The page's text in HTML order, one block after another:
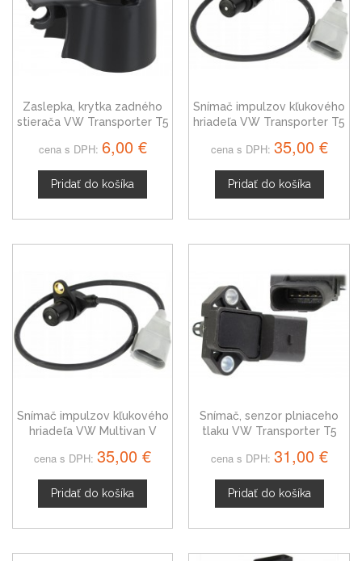
Zaslepka, krytka zadného
stierača VW Transporter T5
cena s DPH: 6,00 €
Pridať do košíka
Snímač impulzov kľukového
hriadeľa VW Transporter T5
cena s DPH: 35,00 €
Pridať do košíka
Snímač impulzov kľukového
hriadeľa VW Multivan V
cena s DPH: 35,00 €
Pridať do košíka
Snímač, senzor plniaceho
tlaku VW Transporter T5
cena s DPH: 31,00 €
Pridať do košíka